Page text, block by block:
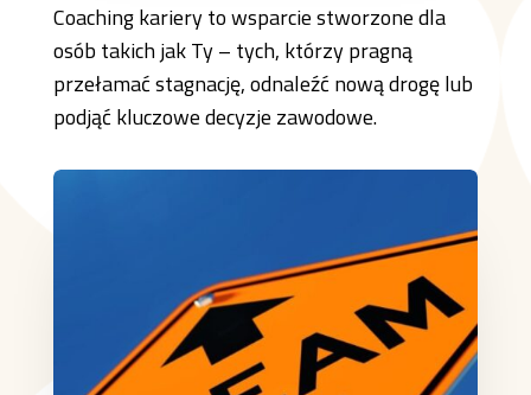
Coaching kariery to wsparcie stworzone dla
osób takich jak Ty – tych, którzy pragną
przełamać stagnację, odnaleźć nową drogę lub
podjąć kluczowe decyzje zawodowe.